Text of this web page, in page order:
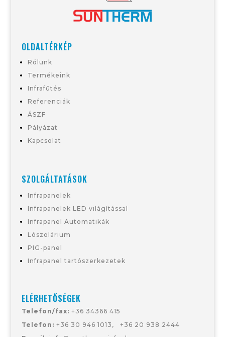
OLDALTÉRKÉP
Rólunk
Termékeink
Infrafűtés
Referenciák
ÁSZF
Pályázat
Kapcsolat
SZOLGÁLTATÁSOK
Infrapanelek
Infrapanelek LED világítással
Infrapanel Automatikák
Lószolárium
PIG-panel
Infrapanel tartószerkezetek
ELÉRHETŐSÉGEK
Telefon/fax: +36 34366 415
Telefon: +36 30 946 1013 , +36 20 938 2444